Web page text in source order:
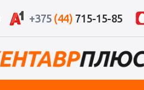
+375 (44) 715-15-85